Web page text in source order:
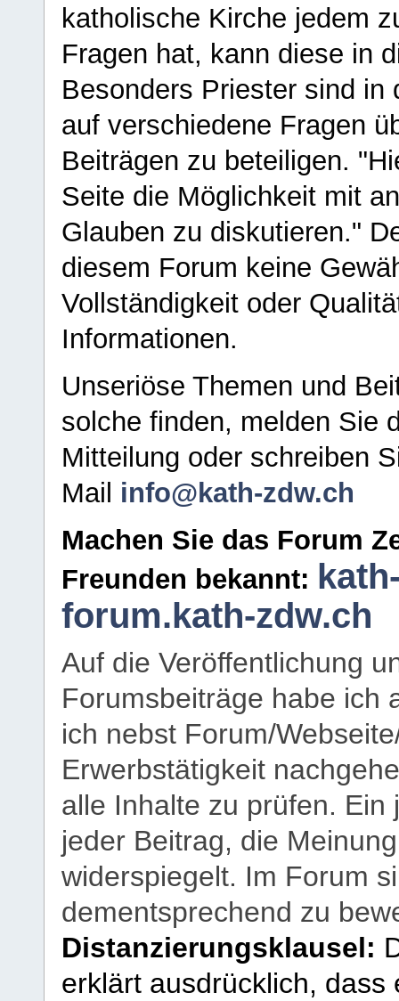
katholische Kirche jedem
Fragen hat, kann diese in
Besonders Priester sind in
auf verschiedene Fragen
Beiträgen zu beteiligen.
Seite die Möglichkeit mit
Glauben zu diskutieren."
diesem Forum keine
Vollständigkeit oder
Informationen.
Unseriöse Themen und
solche finden, melden Sie
Mitteilung oder schreiben
Mail info@kath-zdw.ch
Machen Sie das Forum
Freunden bekannt:
forum.kath-zdw.ch
Auf die Veröffentlichung
Forumsbeiträge habe ich
ich nebst Forum/
Erwerbstätigkeit
alle Inhalte zu prüfen.
jeder Beitrag, die
widerspiegelt. Im Forum
dementsprechend zu
Distanzierungsklausel:
erklärt ausdrücklich,